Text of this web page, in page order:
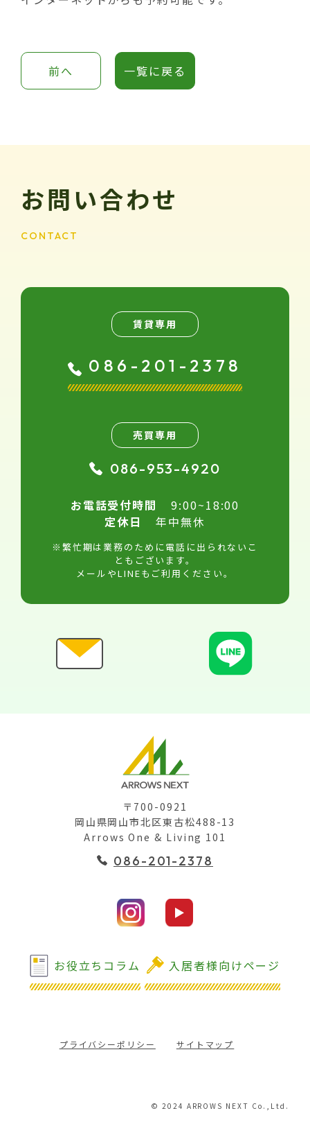
前へ 一覧に戻る
お問い合わせ
CONTACT
賃貸専用
086-201-2378
売買専用
086-953-4920
お電話受付時間
9:00~18:00
定休日
年中無休
※繁忙期は業務のために電話に出られないこ
ともございます。
メールやLINEもご利用ください。
〒700-0921
岡山県岡山市北区東古松488-13
Arrows One & Living 101
086-201-2378
お役立ちコラム 入居者様向けページ
プライバシーポリシー サイトマップ
© 2024 ARROWS NEXT Co.,Ltd.